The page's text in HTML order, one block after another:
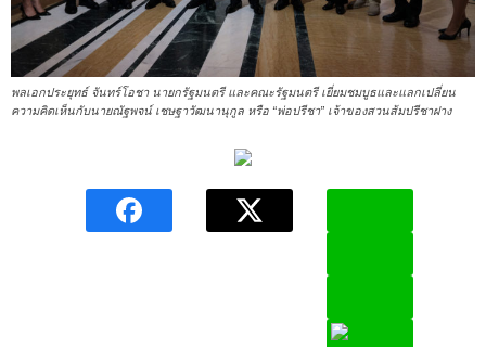
พลเอกประยุทธ์ จันทร์โอชา นายกรัฐมนตรี และคณะรัฐมนตรี เยี่ยมชมบูธและแลกเปลี่ยน
ความคิดเห็นกับนายณัฐพจน์ เชษฐาวัฒนานุกูล หรือ “พ่อปรีชา” เจ้าของสวนส้มปรีชาฝาง